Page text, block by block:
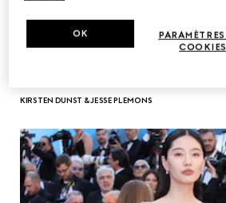
KIRSTEN DUNST & JESSE PLEMONS
PARAMÈTRES
COOKIES
OK